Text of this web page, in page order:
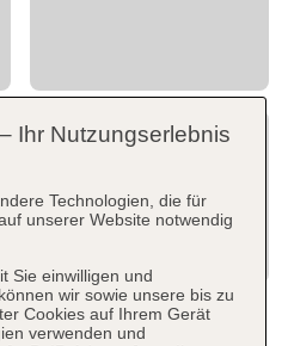
Ihr Nutzungserlebnis
Technologien, die für
unserer Website notwendig
Sie einwilligen und
wir sowie unsere bis zu
Cookies auf Ihrem Gerät
verwenden und